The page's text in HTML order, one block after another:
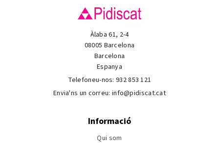
Àlaba 61, 2-4
08005 Barcelona
Barcelona
Espanya
Telefoneu-nos:932 853 121
Envia'ns un correu: info@pidiscat.cat
Informació
Qui som